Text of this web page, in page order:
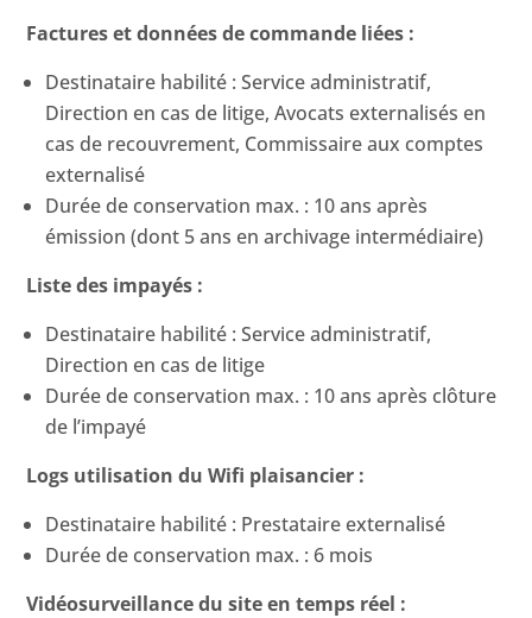
Factures et données de commande liées :
Destinataire habilité : Service administratif,
Direction en cas de litige, Avocats externalisés en
cas de recouvrement, Commissaire aux comptes
externalisé
Durée de conservation max. : 10 ans après
émission (dont 5 ans en archivage intermédiaire)
Liste des impayés :
Destinataire habilité : Service administratif,
Direction en cas de litige
Durée de conservation max. : 10 ans après clôture
de l’impayé
Logs utilisation du Wifi plaisancier :
Destinataire habilité : Prestataire externalisé
Durée de conservation max. : 6 mois
Vidéosurveillance du site en temps réel :